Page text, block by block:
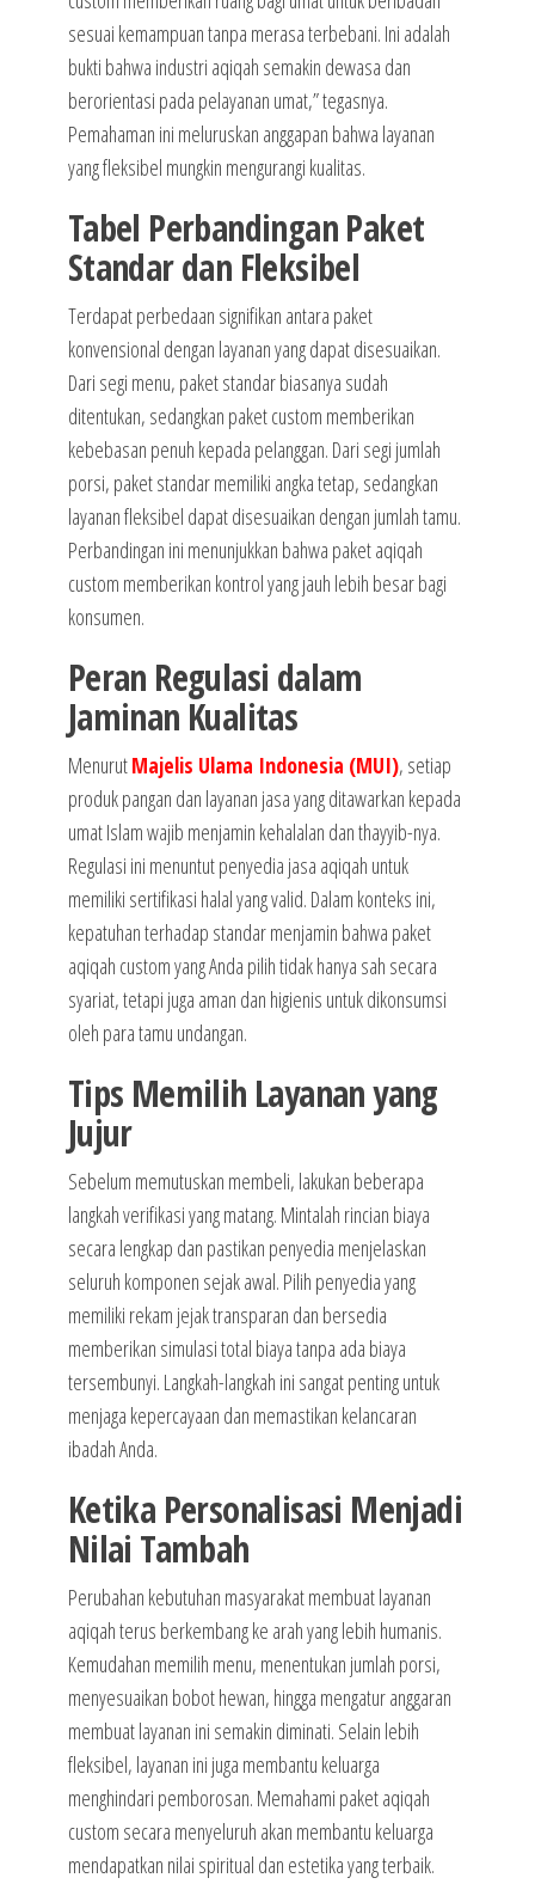
sesuai kemampuan tanpa merasa terbebani. Ini adalah
bukti bahwa industri aqiqah semakin dewasa dan
berorientasi pada pelayanan umat,” tegasnya.
Pemahaman ini meluruskan anggapan bahwa layanan
yang fleksibel mungkin mengurangi kualitas.
Tabel Perbandingan Paket
Standar dan Fleksibel
Terdapat perbedaan signifikan antara paket
konvensional dengan layanan yang dapat disesuaikan.
Dari segi menu, paket standar biasanya sudah
ditentukan, sedangkan paket custom memberikan
kebebasan penuh kepada pelanggan. Dari segi jumlah
porsi, paket standar memiliki angka tetap, sedangkan
layanan fleksibel dapat disesuaikan dengan jumlah tamu.
Perbandingan ini menunjukkan bahwa paket aqiqah
custom memberikan kontrol yang jauh lebih besar bagi
konsumen.
Peran Regulasi dalam
Jaminan Kualitas
MenurutMajelis Ulama Indonesia (MUI), setiap
produk pangan dan layanan jasa yang ditawarkan kepada
umat Islam wajib menjamin kehalalan dan thayyib-nya.
Regulasi ini menuntut penyedia jasa aqiqah untuk
memiliki sertifikasi halal yang valid. Dalam konteks ini,
kepatuhan terhadap standar menjamin bahwa paket
aqiqah custom yang Anda pilih tidak hanya sah secara
syariat, tetapi juga aman dan higienis untuk dikonsumsi
oleh para tamu undangan.
Tips Memilih Layanan yang
Jujur
Sebelum memutuskan membeli, lakukan beberapa
langkah verifikasi yang matang. Mintalah rincian biaya
secara lengkap dan pastikan penyedia menjelaskan
seluruh komponen sejak awal. Pilih penyedia yang
memiliki rekam jejak transparan dan bersedia
memberikan simulasi total biaya tanpa ada biaya
tersembunyi. Langkah-langkah ini sangat penting untuk
menjaga kepercayaan dan memastikan kelancaran
ibadah Anda.
Ketika Personalisasi Menjadi
Nilai Tambah
Perubahan kebutuhan masyarakat membuat layanan
aqiqah terus berkembang ke arah yang lebih humanis.
Kemudahan memilih menu, menentukan jumlah porsi,
menyesuaikan bobot hewan, hingga mengatur anggaran
membuat layanan ini semakin diminati. Selain lebih
fleksibel, layanan ini juga membantu keluarga
menghindari pemborosan. Memahami paket aqiqah
custom secara menyeluruh akan membantu keluarga
mendapatkan nilai spiritual dan estetika yang terbaik.